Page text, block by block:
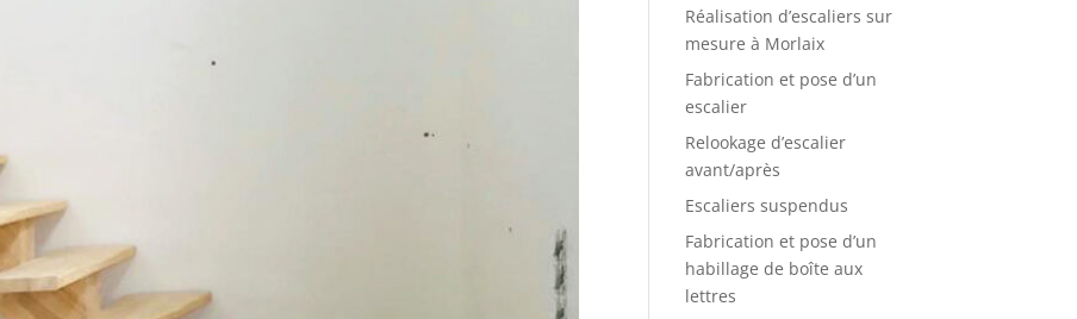
Réalisation d’escaliers sur
mesure à Morlaix
Fabrication et pose d’un
escalier
Relookage d’escalier
avant/après
Escaliers suspendus
Fabrication et pose d’un
habillage de boîte aux
lettres